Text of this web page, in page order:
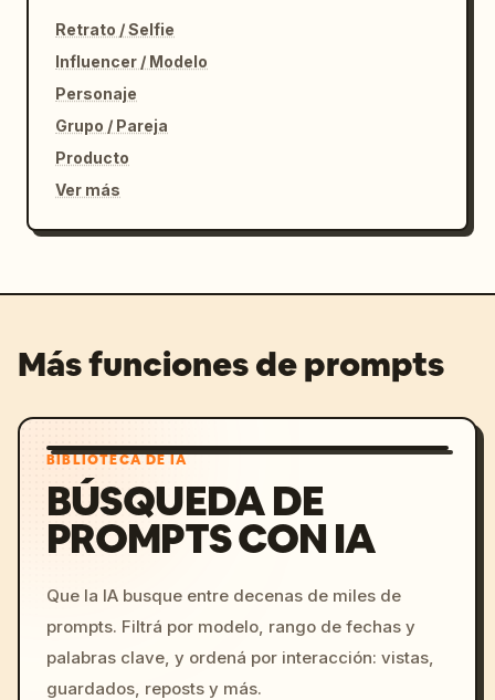
Retrato / Selfie
Influencer / Modelo
Personaje
Grupo / Pareja
Producto
Ver más
Más funciones de prompts
BIBLIOTECA DE IA
BÚSQUEDA DE
PROMPTS CON IA
Que la IA busque entre decenas de miles de
prompts. Filtrá por modelo, rango de fechas y
palabras clave, y ordená por interacción: vistas,
guardados, reposts y más.